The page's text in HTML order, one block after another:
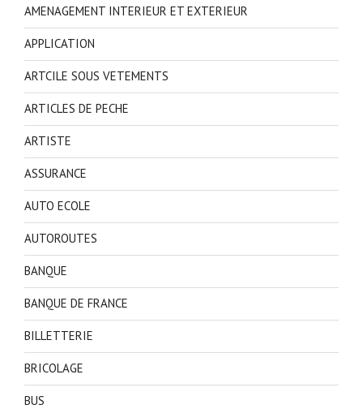
AMENAGEMENT INTERIEUR ET EXTERIEUR
APPLICATION
ARTCILE SOUS VETEMENTS
ARTICLES DE PECHE
ARTISTE
ASSURANCE
AUTO ECOLE
AUTOROUTES
BANQUE
BANQUE DE FRANCE
BILLETTERIE
BRICOLAGE
BUS